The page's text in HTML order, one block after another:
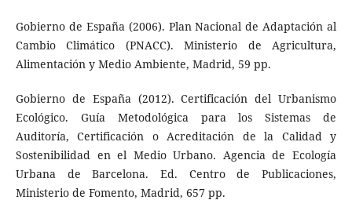
Gobierno de España (2006). Plan Nacional de Adaptación al
Cambio Climático (PNACC). Ministerio de Agricultura,
Alimentación y Medio Ambiente, Madrid, 59 pp.
Gobierno de España (2012). Certificación del Urbanismo
Ecológico. Guía Metodológica para los Sistemas de
Auditoría, Certificación o Acreditación de la Calidad y
Sostenibilidad en el Medio Urbano. Agencia de Ecología
Urbana de Barcelona. Ed. Centro de Publicaciones,
Ministerio de Fomento, Madrid, 657 pp.